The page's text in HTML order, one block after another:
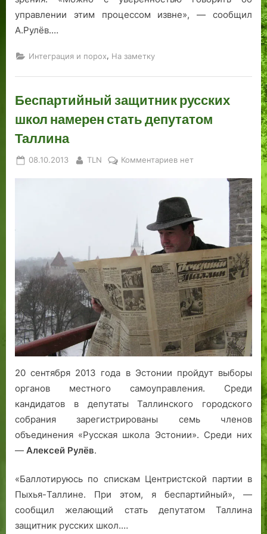
управлении этим процессом извне», — сообщил
А.Рулёв.…
Интеграция и порох, На заметку
Беспартийный защитник русских
школ намерен стать депутатом
Таллина
Posted
08.10.2013 By
TLN Комментариевк
Беспартийный
защитник
русских
школ
намерен
стать
депутатом
Таллина
нет
20 сентября 2013 года в Эстонии пройдут выборы
органов местного самоуправления. Среди
кандидатов в депутаты Таллинского городского
собрания зарегистрированы семь членов
объединения «Русская школа Эстонии». Среди них
— Алексей Рулёв.
«Баллотируюсь по спискам Центристской партии в
Пыхья-Таллине. При этом, я беспартийный», —
сообщил желающий стать депутатом Таллина
защитник русских школ.…